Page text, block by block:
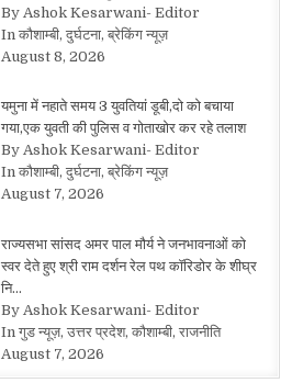
By Ashok Kesarwani- Editor
In कौशाम्बी, दुर्घटना, ब्रेकिंग न्यूज़
August 8, 2026
यमुना में नहाते समय 3 युवतियां डूबी,दो को बचाया
गया,एक युवती की पुलिस व गोताखोर कर रहे तलाश
By Ashok Kesarwani- Editor
In कौशाम्बी, दुर्घटना, ब्रेकिंग न्यूज़
August 7, 2026
राज्यसभा सांसद अमर पाल मौर्य ने जनभावनाओं को
स्वर देते हुए श्री राम दर्शन रेल पथ कॉरिडोर के शीघ्र
नि…
By Ashok Kesarwani- Editor
In गुड न्यूज़, उत्तर प्रदेश, कौशाम्बी, राजनीति
August 7, 2026